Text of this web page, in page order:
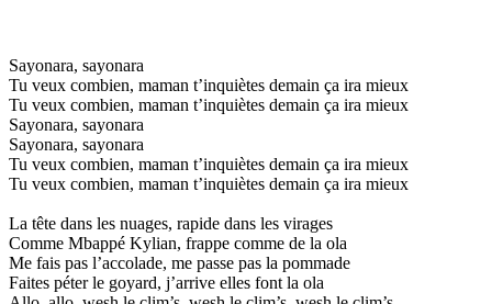
Sayonara, sayonara
Tu veux combien, maman t’inquiètes demain ça ira mieux
Tu veux combien, maman t’inquiètes demain ça ira mieux
Sayonara, sayonara
Sayonara, sayonara
Tu veux combien, maman t’inquiètes demain ça ira mieux
Tu veux combien, maman t’inquiètes demain ça ira mieux
La tête dans les nuages, rapide dans les virages
Comme Mbappé Kylian, frappe comme de la ola
Me fais pas l’accolade, me passe pas la pommade
Faites péter le goyard, j’arrive elles font la ola